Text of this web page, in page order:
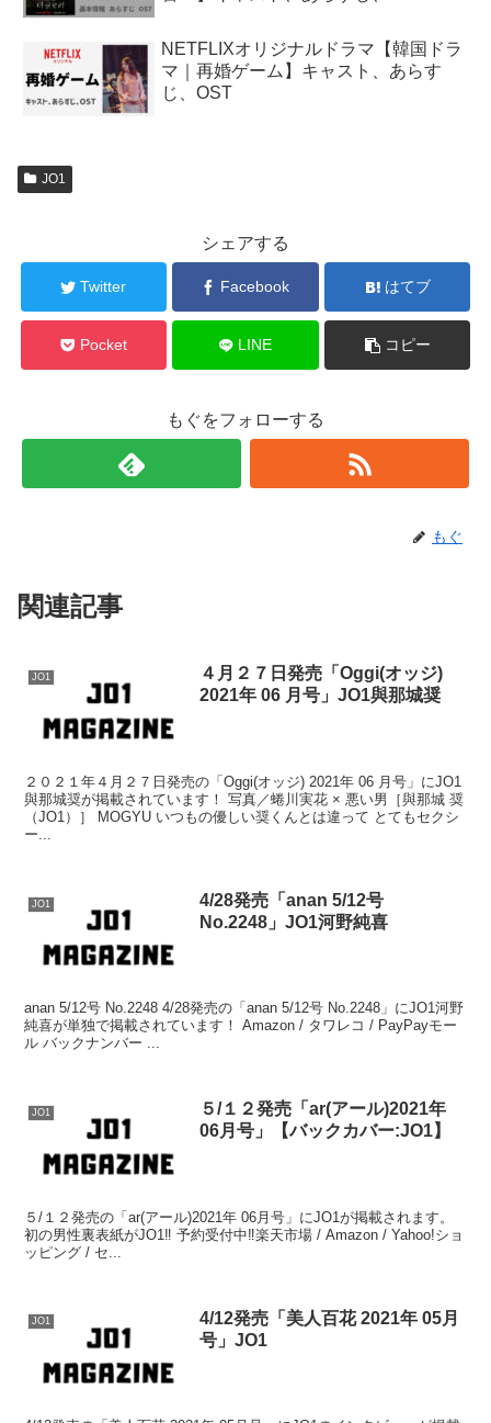
NETFLIXオリジナルドラマ【韓国ドラ
マ｜再婚ゲーム】キャスト、あらす
じ、OST
JO1
シェアする
Twitter Facebook はてブ
Pocket LINE コピー
もぐをフォローする
もぐ
関連記事
JO1
４月２７日発売「Oggi(オッジ)
2021年 06 月号」JO1與那城奨
２０２１年４月２７日発売の「Oggi(オッジ) 2021年 06 月号」にJO1
與那城奨が掲載されています！ 写真／蜷川実花 × 悪い男［與那城 奨
（JO1）］ MOGYU いつもの優しい奨くんとは違って とてもセクシ
ー...
JO1
4/28発売「anan 5/12号
No.2248」JO1河野純喜
anan 5/12号 No.2248 4/28発売の「anan 5/12号 No.2248」にJO1河野
純喜が単独で掲載されています！ Amazon / タワレコ / PayPayモー
ル バックナンバー ...
JO1
５/１２発売「ar(アール)2021年
06月号」【バックカバー:JO1】
５/１２発売の「ar(アール)2021年 06月号」にJO1が掲載されます。
初の男性裏表紙がJO1‼️ 予約受付中‼︎楽天市場 / Amazon / Yahoo!ショ
ッピング / セ...
JO1
4/12発売「美人百花 2021年 05月
号」JO1